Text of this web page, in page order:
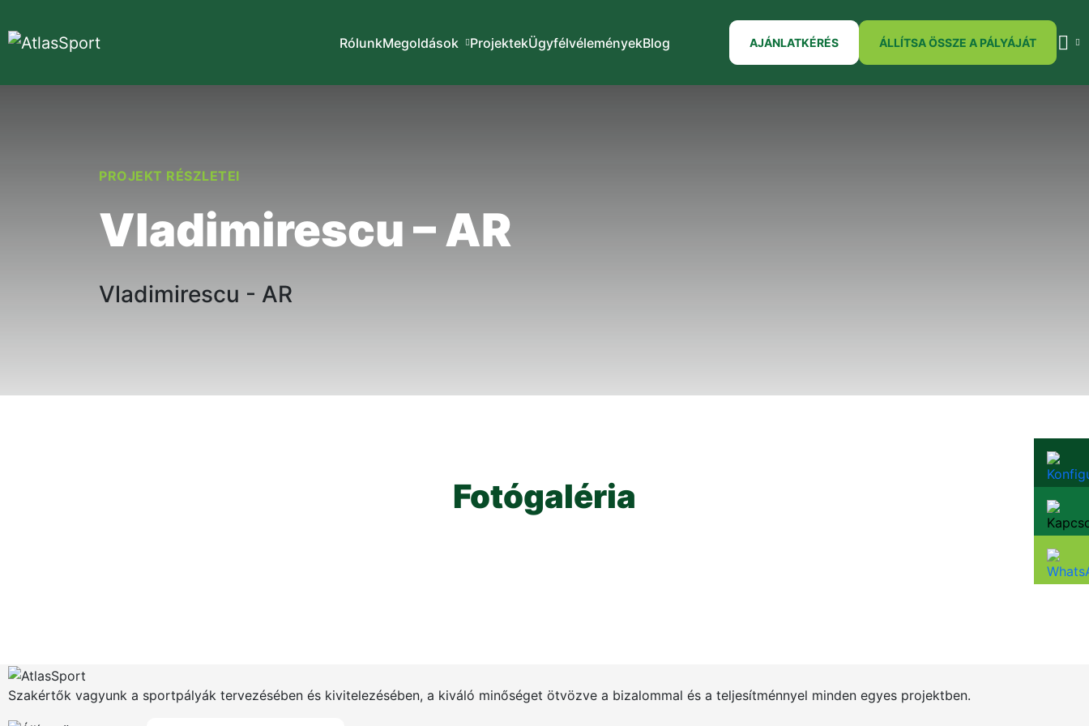
RólunkMegoldások ProjektekÜgyfélvéleményekBlog AJÁNLATKÉRÉS ÁLLÍTSA ÖSSZE A PÁLYÁJÁT
PROJEKT RÉSZLETEI
Vladimirescu – AR
Vladimirescu - AR
Fotógaléria
Szakértők vagyunk a sportpályák tervezésében és kivitelezésében, a kiváló minőséget ötvözve a bizalommal és a teljesítménnyel minden egyes projektben.